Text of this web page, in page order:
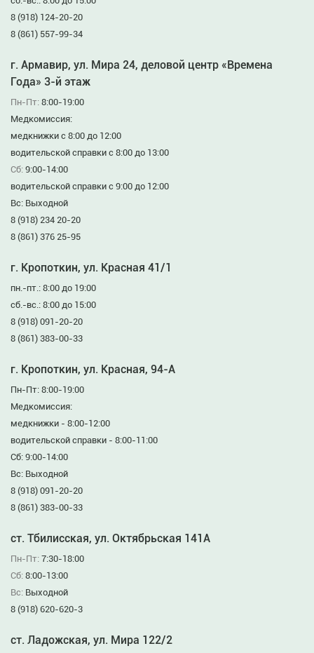
8 (918) 124-20-20
8 (861) 557-99-34
г. Армавир, ул. Мира 24, деловой центр «Времена
Года» 3-й этаж
Пн-Пт: 8:00-19:00
Медкомиссия:
медкнижки с 8:00 до 12:00
водительской справки с 8:00 до 13:00
Сб: 9:00-14:00
водительской справки с 9:00 до 12:00
Вс: Выходной
8 (918) 234 20-20
8 (861) 376 25-95
г. Кропоткин, ул. Красная 41/1
пн.-пт.: 8:00 до 19:00
сб.-вс.: 8:00 до 15:00
8 (918) 091-20-20
8 (861) 383-00-33
г. Кропоткин, ул. Красная, 94-А
Пн-Пт: 8:00-19:00
Медкомиссия:
медкнижки - 8:00-12:00
водительской справки - 8:00-11:00
Сб: 9:00-14:00
Вс: Выходной
8 (918) 091-20-20
8 (861) 383-00-33
ст. Тбилисская, ул. Октябрьская 141А
Пн-Пт: 7:30-18:00
Сб: 8:00-13:00
Вс: Выходной
8 (918) 620-620-3
ст. Ладожская, ул. Мира 122/2